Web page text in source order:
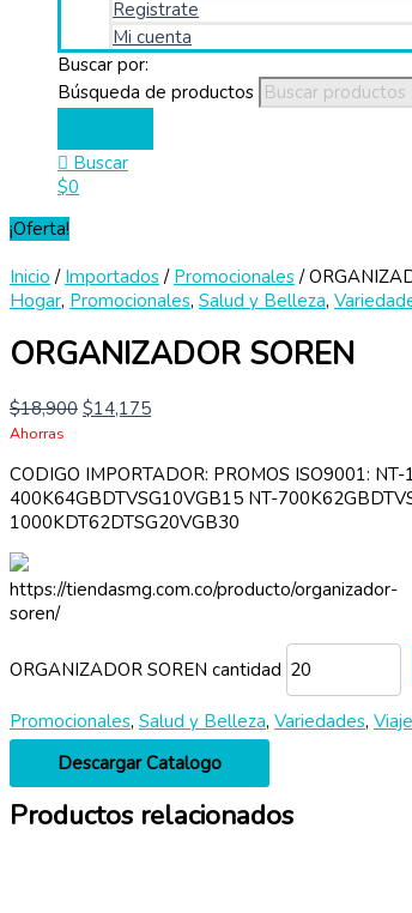
Registrate
Mi cuenta
Buscar por:
Búsqueda de productos
Buscar
$0
¡Oferta!
Inicio / Importados/ Promocionales/
Hogar, Promocionales, Salud y Belleza,
ORGANIZADOR SOREN
$18,900 $14,175
Ahorras
CODIGO IMPORTADOR: PROMOS ISO9001:
400K64GBDTVSG10VGB15 NT-
1000KDT62DTSG20VGB30
https://tiendasmg.com.co/producto/organizador-
soren/
ORGANIZADOR SOREN cantidad
Promocionales, Salud y Belleza, Variedades,
Descargar Catalogo
Productos relacionados